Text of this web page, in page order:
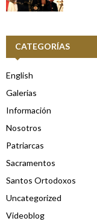
CATEGORÍAS
English
Galerias
Información
Nosotros
Patriarcas
Sacramentos
Santos Ortodoxos
Uncategorized
Videoblog